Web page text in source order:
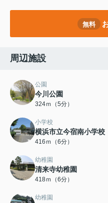
無料
周辺施設
公園
今川公園
324ｍ（5分）
小学校
横浜市立今宿南小学校
416ｍ（6分）
幼稚園
清来寺幼稚園
418ｍ（6分）
幼稚園